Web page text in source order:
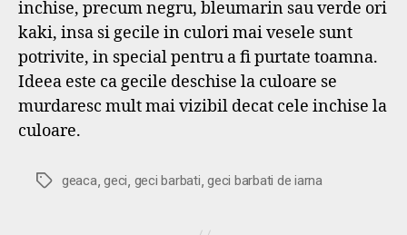
inchise, precum negru, bleumarin sau verde ori
kaki, insa si gecile in culori mai vesele sunt
potrivite, in special pentru a fi purtate toamna.
Ideea este ca gecile deschise la culoare se
murdaresc mult mai vizibil decat cele inchise la
culoare.
Etichete
geaca,geci, geci barbati,geci barbati de iarna